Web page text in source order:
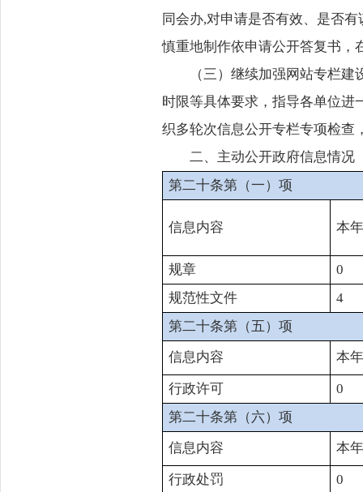
同会办,对申请是否有效、是否
慎重地制作依申请公开答复书，
（三）继续加强网站专栏
时限等具体要求，指导各单位进
织多轮次信息公开专栏专项检查
二、主动公开政府信息情况
第二十条第（一）项
信息内容 本
规章
0
规范性文件
4
第二十条第（五）项
信息内容
本
行政许可
0
第二十条第（六）项
信息内容
本
行政处罚
0